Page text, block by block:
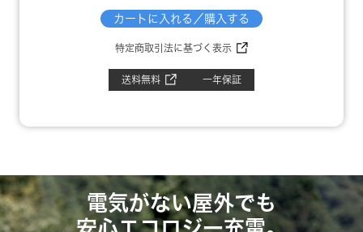
カートに入れる／購入する
特定商取引法に基づく表示
送料無料 一年保証
電気がない屋外でも